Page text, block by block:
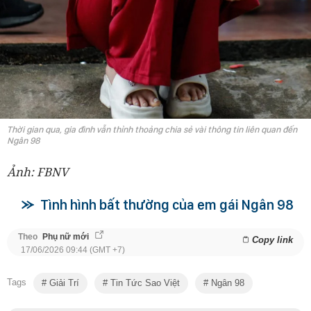
Thời gian qua, gia đình vẫn thỉnh thoảng chia sẻ vài thông tin liên quan đến
Ngân 98
Ảnh: FBNV
Tình hình bất thường của em gái Ngân 98
Theo Phụ nữ mới Copy link
17/06/2026 09:44 (GMT +7)
Tags Giải Trí Tin Tức Sao Việt Ngân 98